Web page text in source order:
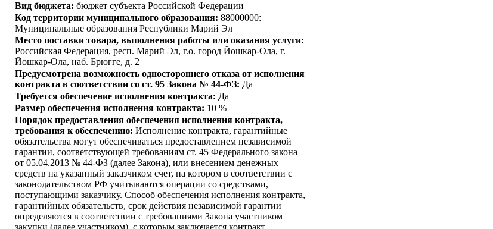
Вид бюджета: бюджет субъекта Российской Федерации
Код территории муниципального образования: 88000000:
Муниципальные образования Республики Марий Эл
Место поставки товара, выполнения работы или оказания услуги:
Российская Федерация, респ. Марий Эл, г.о. город Йошкар-Ола, г.
Йошкар-Ола, наб. Брюгге, д. 2
Предусмотрена возможность одностороннего отказа от исполнения
контракта в соответствии со ст. 95 Закона № 44-ФЗ: Да
Требуется обеспечение исполнения контракта: Да
Размер обеспечения исполнения контракта: 10 %
Порядок предоставления обеспечения исполнения контракта,
требования к обеспечению: Исполнение контракта, гарантийные
обязательства могут обеспечиваться предоставлением независимой
гарантии, соответствующей требованиям ст. 45 Федерального закона
от 05.04.2013 № 44-ФЗ (далее Закона), или внесением денежных
средств на указанный заказчиком счет, на котором в соответствии с
законодательством РФ учитываются операции со средствами,
поступающими заказчику. Способ обеспечения исполнения контракта,
гарантийных обязательств, срок действия независимой гарантии
определяются в соответствии с требованиями Закона участником
закупки (далее участником), с которым заключается контракт,